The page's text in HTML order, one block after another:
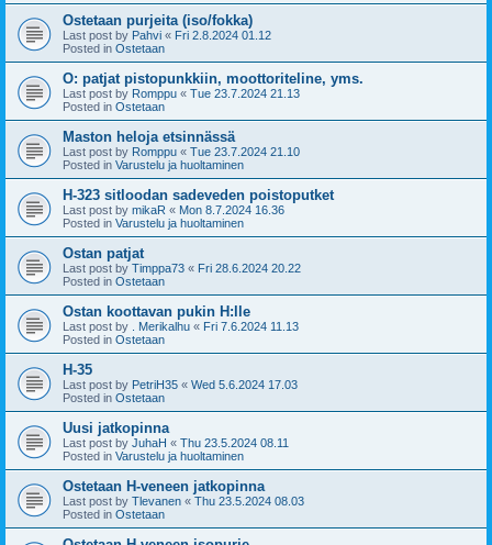
Ostetaan purjeita (iso/fokka)
Last post by Pahvi « Fri 2.8.2024 01.12
Posted in Ostetaan
O: patjat pistopunkkiin, moottoriteline, yms.
Last post by Romppu « Tue 23.7.2024 21.13
Posted in Ostetaan
Maston heloja etsinnässä
Last post by Romppu « Tue 23.7.2024 21.10
Posted in Varustelu ja huoltaminen
H-323 sitloodan sadeveden poistoputket
Last post by mikaR « Mon 8.7.2024 16.36
Posted in Varustelu ja huoltaminen
Ostan patjat
Last post by Timppa73 « Fri 28.6.2024 20.22
Posted in Ostetaan
Ostan koottavan pukin H:lle
Last post by . Merikalhu « Fri 7.6.2024 11.13
Posted in Ostetaan
H-35
Last post by PetriH35 « Wed 5.6.2024 17.03
Posted in Ostetaan
Uusi jatkopinna
Last post by JuhaH « Thu 23.5.2024 08.11
Posted in Varustelu ja huoltaminen
Ostetaan H-veneen jatkopinna
Last post by Tlevanen « Thu 23.5.2024 08.03
Posted in Ostetaan